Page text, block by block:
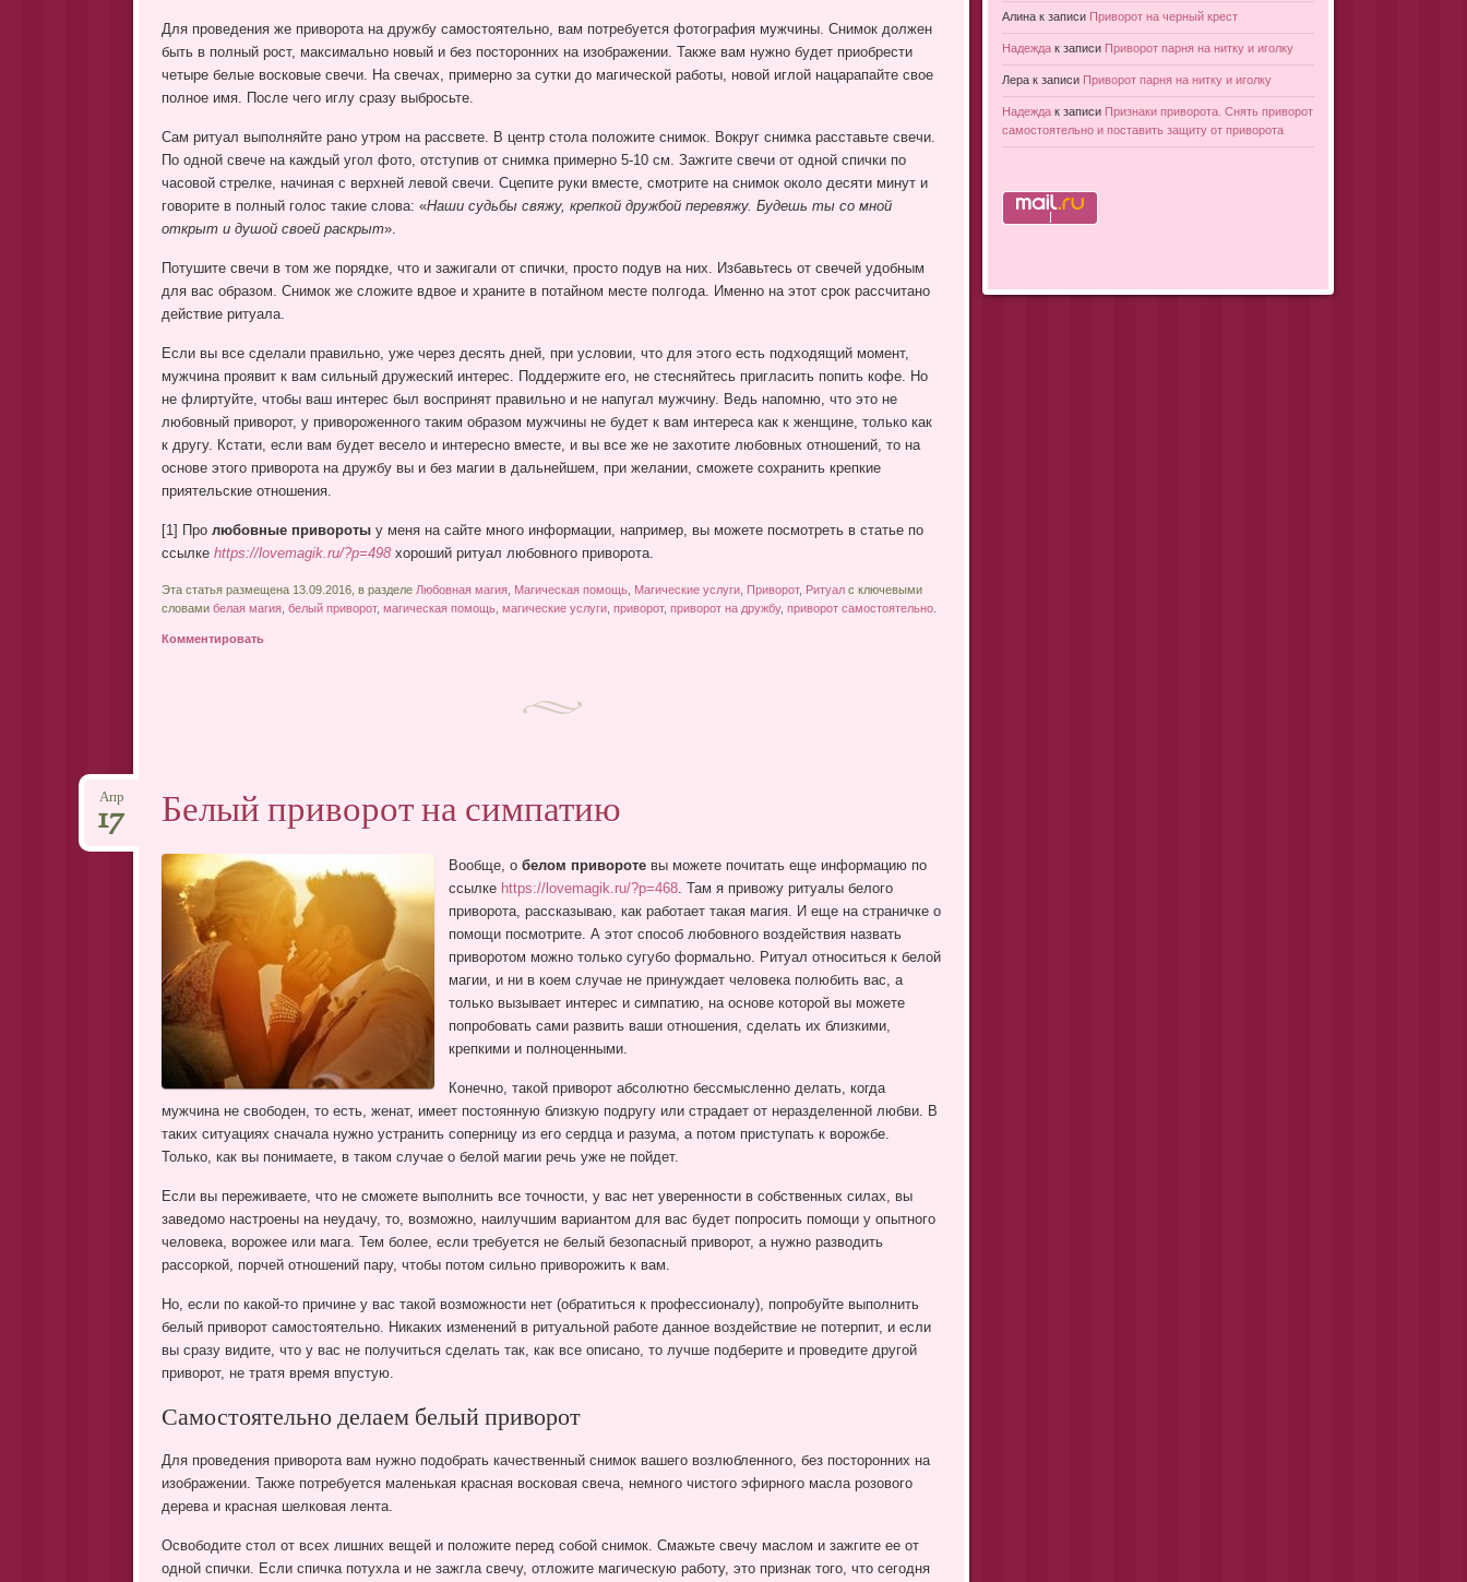
Для проведения же приворота на дружбу самостоятельно, вам потребуется фотография мужчины. Снимок должен
быть в полный рост, максимально новый и без посторонних на изображении. Также вам нужно будет приобрести
четыре белые восковые свечи. На свечах, примерно за сутки до магической работы, новой иглой нацарапайте свое
полное имя. После чего иглу сразу выбросьте.
Сам ритуал выполняйте рано утром на рассвете. В центр стола положите снимок. Вокруг снимка расставьте свечи.
По одной свече на каждый угол фото, отступив от снимка примерно 5-10 см. Зажгите свечи от одной спички по
часовой стрелке, начиная с верхней левой свечи. Сцепите руки вместе, смотрите на снимок около десяти минут и
говорите в полный голос такие слова: «Наши судьбы свяжу, крепкой дружбой перевяжу. Будешь ты со мной
открыт и душой своей раскрыт».
Потушите свечи в том же порядке, что и зажигали от спички, просто подув на них. Избавьтесь от свечей удобным
для вас образом. Снимок же сложите вдвое и храните в потайном месте полгода. Именно на этот срок рассчитано
действие ритуала.
Если вы все сделали правильно, уже через десять дней, при условии, что для этого есть подходящий момент,
мужчина проявит к вам сильный дружеский интерес. Поддержите его, не стесняйтесь пригласить попить кофе. Но
не флиртуйте, чтобы ваш интерес был воспринят правильно и не напугал мужчину. Ведь напомню, что это не
любовный приворот, у привороженного таким образом мужчины не будет к вам интереса как к женщине, только как
к другу. Кстати, если вам будет весело и интересно вместе, и вы все же не захотите любовных отношений, то на
основе этого приворота на дружбу вы и без магии в дальнейшем, при желании, сможете сохранить крепкие
приятельские отношения.
[1] Про любовные приворотыу меня на сайте много информации, например, вы можете посмотреть в статье по
ссылке https://lovemagik.ru/?p=498хороший ритуал любовного приворота.
Эта статья размещена 13.09.2016, в разделе Любовная магия, Магическая помощь, Магические услуги, Приворот, Ритуалс ключевыми
словами белая магия, белый приворот, магическая помощь, магические услуги, приворот, приворот на дружбу, приворот самостоятельно.
Комментировать
Белый приворот на симпатию
Апр
17
Вообще, о белом приворотевы можете почитать еще информацию по
ссылке https://lovemagik.ru/?p=468. Там я привожу ритуалы белого
приворота, рассказываю, как работает такая магия. И еще на страничке о
помощи посмотрите. А этот способ любовного воздействия назвать
приворотом можно только сугубо формально. Ритуал относиться к белой
магии, и ни в коем случае не принуждает человека полюбить вас, а
только вызывает интерес и симпатию, на основе которой вы можете
попробовать сами развить ваши отношения, сделать их близкими,
крепкими и полноценными.
Конечно, такой приворот абсолютно бессмысленно делать, когда
мужчина не свободен, то есть, женат, имеет постоянную близкую подругу или страдает от неразделенной любви. В
таких ситуациях сначала нужно устранить соперницу из его сердца и разума, а потом приступать к ворожбе.
Только, как вы понимаете, в таком случае о белой магии речь уже не пойдет.
Если вы переживаете, что не сможете выполнить все точности, у вас нет уверенности в собственных силах, вы
заведомо настроены на неудачу, то, возможно, наилучшим вариантом для вас будет попросить помощи у опытного
человека, ворожее или мага. Тем более, если требуется не белый безопасный приворот, а нужно разводить
рассоркой, порчей отношений пару, чтобы потом сильно приворожить к вам.
Но, если по какой-то причине у вас такой возможности нет (обратиться к профессионалу), попробуйте выполнить
белый приворот самостоятельно. Никаких изменений в ритуальной работе данное воздействие не потерпит, и если
вы сразу видите, что у вас не получиться сделать так, как все описано, то лучше подберите и проведите другой
приворот, не тратя время впустую.
Самостоятельно делаем белый приворот
Для проведения приворота вам нужно подобрать качественный снимок вашего возлюбленного, без посторонних на
изображении. Также потребуется маленькая красная восковая свеча, немного чистого эфирного масла розового
дерева и красная шелковая лента.
Освободите стол от всех лишних вещей и положите перед собой снимок. Смажьте свечу маслом и зажгите ее от
одной спички. Если спичка потухла и не зажгла свечу, отложите магическую работу, это признак того, что сегодня
Алина к записи Приворот на черный крест
Надежда к записи Приворот парня на нитку и иголку
Лера к записи Приворот парня на нитку и иголку
Надежда к записи Признаки приворота. Снять приворот
самостоятельно и поставить защиту от приворота